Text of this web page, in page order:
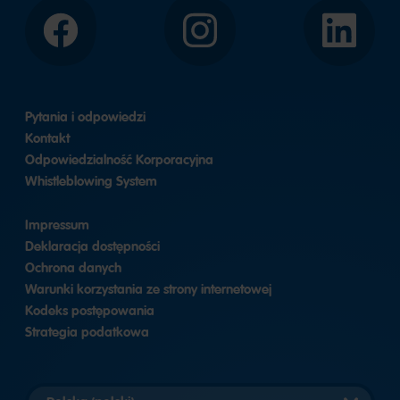
Facebook Instagram LinkedIn
Pytania i odpowiedzi
Kontakt
Odpowiedzialność Korporacyjna
Whistleblowing System
Impressum
Deklaracja dostępności
Ochrona danych
Warunki korzystania ze strony internetowej
Kodeks postępowania
Strategia podatkowa